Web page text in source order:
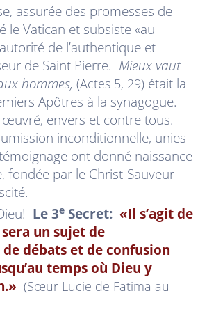
assurée des promesses de
le Vatican et subsiste «au
de l’authentique et
de Saint Pierre. Mieux vaut
hommes, (Actes 5, 29) était la
Apôtres à la synagogue.
envers et contre tous.
inconditionnelle, unies
ont donné naissance
fondée par le Christ-Sauveur
Le 3e Secret: «Il s’agit de
un sujet de
débats et de confusion
temps où Dieu y
(Sœur Lucie de Fatima au